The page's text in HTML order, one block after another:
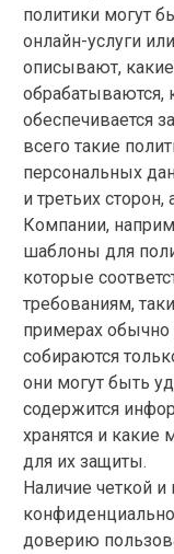
политики могут
онлайн-услуги
описывают,
обрабатываются,
обеспечивается
всего такие
персональных
и третьих
Компании,
шаблоны для
которые
требованиям,
примерах обычно
собираются
они могут быть
содержится
хранятся и
для их защиты.
Наличие четкой и
доверию